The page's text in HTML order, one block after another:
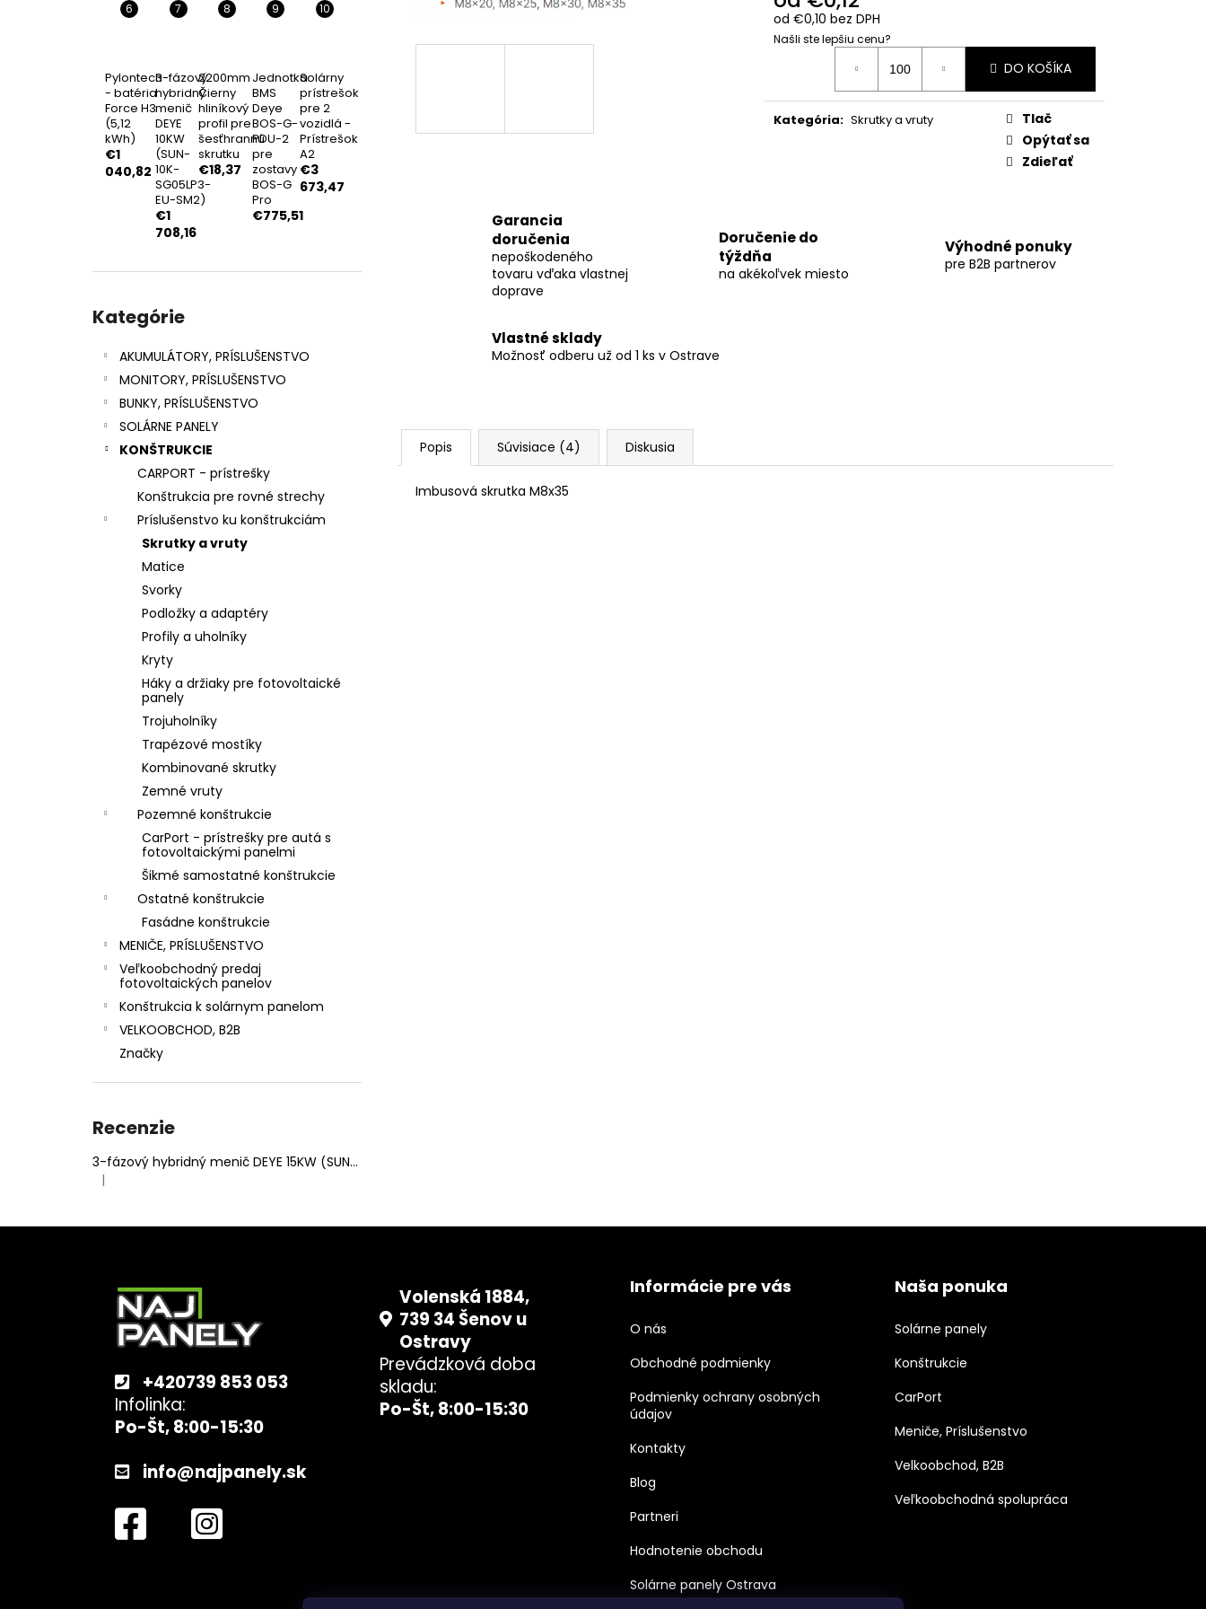
Pylontech
- batéria
Force H3
(5,12
kWh)
€1
040,82
3-fázový
hybridný
menič
DEYE
10KW
(SUN-
10K-
SG05LP3-
EU-SM2)
€1
708,16
2200mm
Čierny
hliníkový
profil pre
šesťhrannú
skrutku
€18,37
Jednotka
BMS
Deye
BOS-G-
PDU-2
pre
zostavy
BOS-G
Pro
€775,51
Solárny
prístrešok
pre 2
vozidlá -
Prístrešok
A2
€3
673,47
kategórie
Kategórie
AKUMULÁTORY, PRÍSLUŠENSTVO
MONITORY, PRÍSLUŠENSTVO
BUNKY, PRÍSLUŠENSTVO
SOLÁRNE PANELY
KONŠTRUKCIE
CARPORT - prístrešky
Konštrukcia pre rovné strechy
Príslušenstvo ku konštrukciám
Skrutky a vruty
Matice
Svorky
Podložky a adaptéry
Profily a uholníky
Kryty
Háky a držiaky pre fotovoltaické
panely
Trojuholníky
Trapézové mostíky
Kombinované skrutky
Zemné vruty
Pozemné konštrukcie
CarPort - prístrešky pre autá s
fotovoltaickými panelmi
Šikmé samostatné konštrukcie
Ostatné konštrukcie
Fasádne konštrukcie
MENIČE, PRÍSLUŠENSTVO
Veľkoobchodný predaj
fotovoltaických panelov
Konštrukcia k solárnym panelom
VELKOOBCHOD, B2B
Značky
Recenzie
3-fázový hybridný menič DEYE 15KW (SUN-15K-SG05LP3-EU-SM2)
Hodnotenie produktu je 5 z 5 hviezdičiek.
|
od €0,10 bez DPH
Našli ste lepšiu cenu?
Jednotková
DO KOŠÍKA
Kategória: Skrutky a vruty
Tlač
Opýtať sa
Zdieľať
Garancia
doručenia
nepoškodeného
tovaru vďaka vlastnej
doprave
Doručenie do
týždňa
na akékoľvek miesto
Výhodné ponuky
pre B2B partnerov
Vlastné sklady
Možnosť odberu už od 1 ks v Ostrave
Popis Súvisiace (4) Diskusia
Imbusová skrutka M8x35
NOSNÁ KONŠTRUKCIA 15ST.
POZEMNÁ ŠIKMÁ KONŠTRUKCIA PRE 48
€2 775,51
POZEMNÁ ŠIKMÁ KONŠTRUKCIA PRE 12
PANELOV V HORIZONTÁLNEJ POLOHE
+420739 853 053
Infolinka:
Po-Št, 8:00-15:30
info@najpanely.sk
Volenská 1884,
739 34 Šenov u
Ostravy
Prevádzková doba
skladu:
Po-Št, 8:00-15:30
Informácie pre vás
O nás
Obchodné podmienky
Podmienky ochrany osobných
údajov
Kontakty
Blog
Partneri
Hodnotenie obchodu
Solárne panely Ostrava
Naša ponuka
Solárne panely
Konštrukcie
CarPort
Meniče, Príslušenstvo
Velkoobchod, B2B
Veľkoobchodná spolupráca